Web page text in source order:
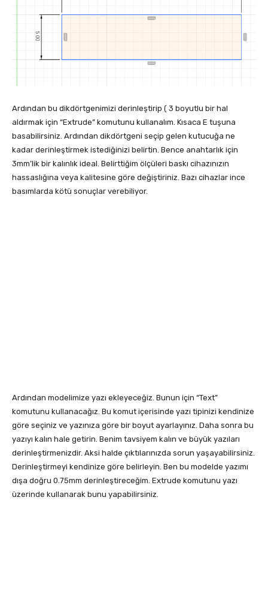
Ardından bu dikdörtgenimizi derinleştirip ( 3 boyutlu bir hal
aldırmak için “Extrude” komutunu kullanalım. Kısaca E tuşuna
basabilirsiniz. Ardından dikdörtgeni seçip gelen kutucuğa ne
kadar derinleştirmek istediğinizi belirtin. Bence anahtarlık için
3mm’lik bir kalınlık ideal. Belirttiğim ölçüleri baskı cihazınızın
hassaslığına veya kalitesine göre değiştiriniz. Bazı cihazlar ince
basımlarda kötü sonuçlar verebiliyor.
Ardından modelimize yazı ekleyeceğiz. Bunun için “Text”
komutunu kullanacağız. Bu komut içerisinde yazı tipinizi kendinize
göre seçiniz ve yazınıza göre bir boyut ayarlayınız. Daha sonra bu
yazıyı kalın hale getirin. Benim tavsiyem kalın ve büyük yazıları
derinleştirmenizdir. Aksi halde çıktılarınızda sorun yaşayabilirsiniz.
Derinleştirmeyi kendinize göre belirleyin. Ben bu modelde yazımı
dışa doğru 0.75mm derinleştireceğim. Extrude komutunu yazı
üzerinde kullanarak bunu yapabilirsiniz.